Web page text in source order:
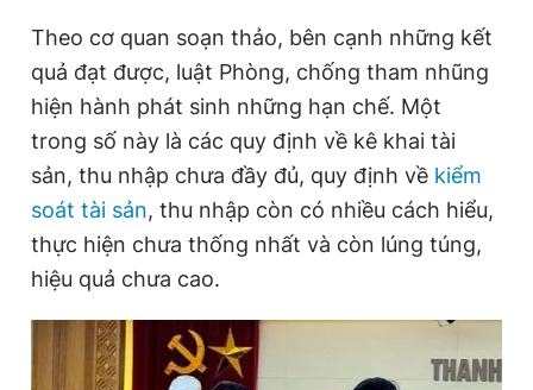
Đọc Thanh Niên trên điện thoại
Hotline Liên hệ quảng cáo
Theo cơ quan soạn thảo, bên cạnh những kết
quả đạt được, luật Phòng, chống tham nhũng
hiện hành phát sinh những hạn chế. Một
trong số này là các quy định về kê khai tài
sản, thu nhập chưa đầy đủ, quy định về kiểm
soát tài sản, thu nhập còn có nhiều cách hiểu,
thực hiện chưa thống nhất và còn lúng túng,
hiệu quả chưa cao.